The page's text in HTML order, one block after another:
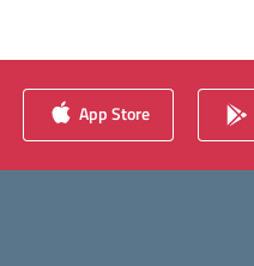
App Store